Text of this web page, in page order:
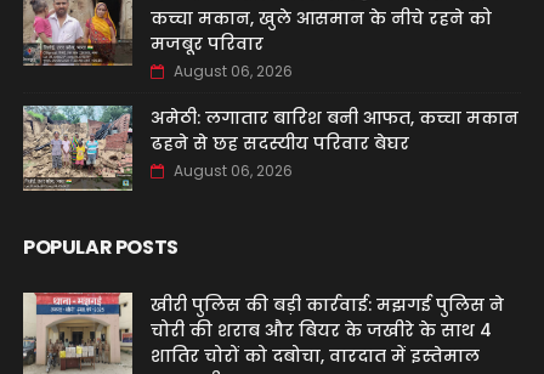
कच्चा मकान, खुले आसमान के नीचे रहने को
मजबूर परिवार
August 06, 2026
अमेठी: लगातार बारिश बनी आफत, कच्चा मकान
ढहने से छह सदस्यीय परिवार बेघर
August 06, 2026
POPULAR POSTS
खीरी पुलिस की बड़ी कार्रवाई: मझगई पुलिस ने
चोरी की शराब और बियर के जखीरे के साथ 4
शातिर चोरों को दबोचा, वारदात में इस्तेमाल